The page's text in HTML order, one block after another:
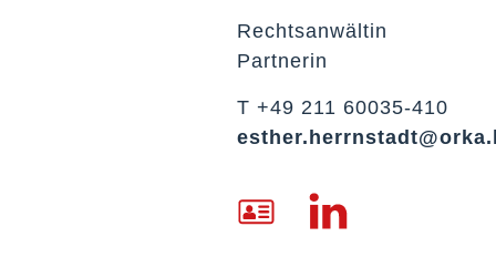
Rechtsanwältin
Partnerin
T +49 211 60035-410